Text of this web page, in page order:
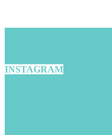
INSTAGRAM